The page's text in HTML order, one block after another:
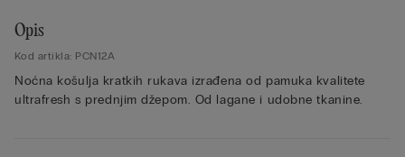
Opis
Kod artikla: PCN12A
Noćna košulja kratkih rukava izrađena od pamuka kvalitete
ultrafresh s prednjim džepom. Od lagane i udobne tkanine.